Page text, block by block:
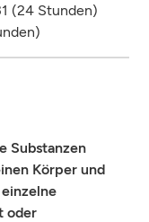
(24 Stunden)
Substanzen
Körper und
oder